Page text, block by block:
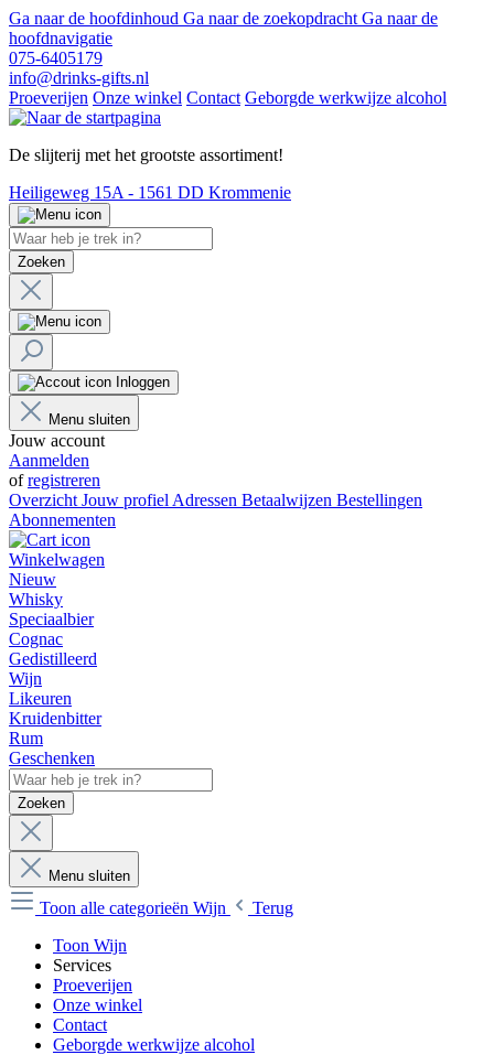
Ga naar de hoofdinhoud Ga naar de zoekopdracht Ga naar de
hoofdnavigatie
075-6405179
info@drinks-gifts.nl
Proeverijen Onze winkel Contact Geborgde werkwijze alcohol
De slijterij met het grootste assortiment!
Heiligeweg 15A - 1561 DD Krommenie
Zoeken
Inloggen
Menu sluiten
Jouw account
Aanmelden
ofregistreren
Overzicht Jouw profiel Adressen Betaalwijzen Bestellingen
Abonnementen
Winkelwagen
Nieuw
Whisky
Speciaalbier
Cognac
Gedistilleerd
Wijn
Likeuren
Kruidenbitter
Rum
Geschenken
Zoeken
Menu sluiten
Toon alle categorieën Wijn
Terug
Toon Wijn
Services
Proeverijen
Onze winkel
Contact
Geborgde werkwijze alcohol